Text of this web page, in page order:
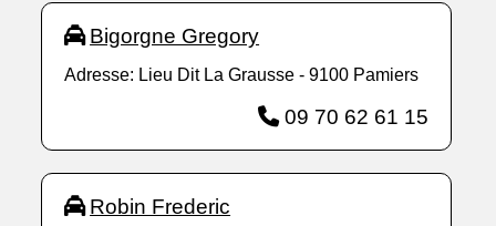
Bigorgne Gregory
Adresse: Lieu Dit La Grausse - 9100 Pamiers
09 70 62 61 15
Robin Frederic